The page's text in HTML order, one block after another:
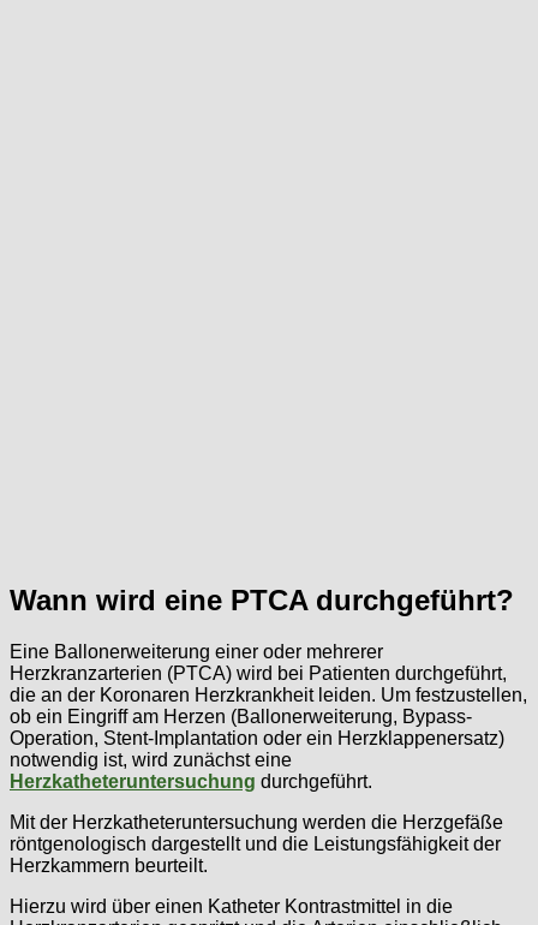
Wann wird eine PTCA durchgeführt?
Eine Ballonerweiterung einer oder mehrerer
Herzkranzarterien (PTCA) wird bei Patienten durchgeführt,
die an der Koronaren Herzkrankheit leiden. Um festzustellen,
ob ein Eingriff am Herzen (Ballonerweiterung, Bypass-
Operation, Stent-Implantation oder ein Herzklappenersatz)
notwendig ist, wird zunächst eine
Herzkatheteruntersuchung durchgeführt.
Mit der Herzkatheteruntersuchung werden die Herzgefäße
röntgenologisch dargestellt und die Leistungsfähigkeit der
Herzkammern beurteilt.
Hierzu wird über einen Katheter Kontrastmittel in die